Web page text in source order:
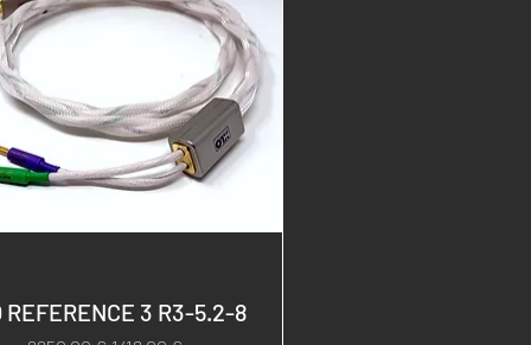
REFERENCE 3 R3-5.2-8